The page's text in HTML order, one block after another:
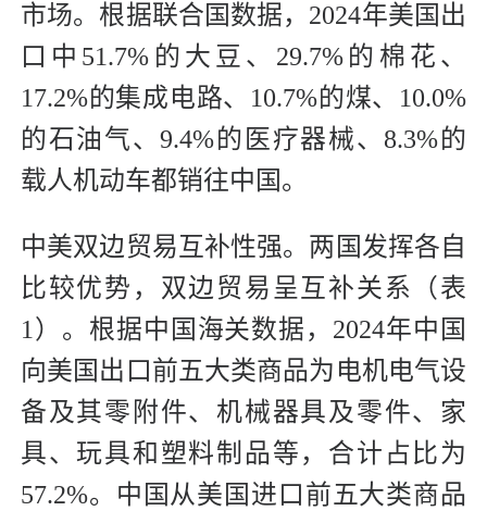
市场。根据联合国数据，2024年美国出
口中51.7%的大豆、29.7%的棉花、
17.2%的集成电路、10.7%的煤、10.0%
的石油气、9.4%的医疗器械、8.3%的
载人机动车都销往中国。
中美双边贸易互补性强。两国发挥各自
比较优势，双边贸易呈互补关系（表
1）。根据中国海关数据，2024年中国
向美国出口前五大类商品为电机电气设
备及其零附件、机械器具及零件、家
具、玩具和塑料制品等，合计占比为
57.2%。中国从美国进口前五大类商品